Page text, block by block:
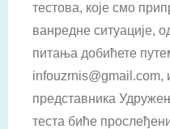
тестова, које смо
ванредне ситуације,
питања добићете
представника
теста биће